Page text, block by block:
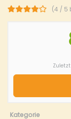
(4 / 5
Kategorie